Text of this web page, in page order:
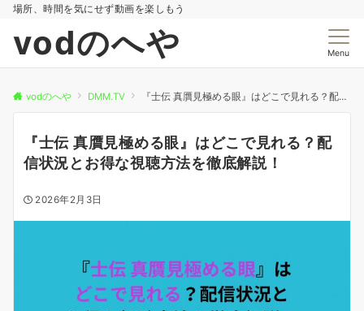
場所、時間を気にせず動画を楽しもう
vodのへや Menu
vodのへや DMM.TV 『士伝 真贋見極める眼』はどこで見れる？配信状況とお得な視聴方法を徹底解説！
『士伝 真贋見極める眼』はどこで見れる？配
信状況とお得な視聴方法を徹底解説！
2026年2月3日